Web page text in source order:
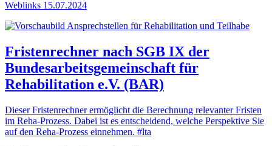
Weblinks 15.07.2024
Fristenrechner nach SGB IX der
Bundesarbeitsgemeinschaft für
Rehabilitation e.V. (BAR)
Dieser Fristenrechner ermöglicht die Berechnung relevanter Fristen
im Reha-Prozess. Dabei ist es entscheidend, welche Perspektive Sie
auf den Reha-Prozess einnehmen. #lta